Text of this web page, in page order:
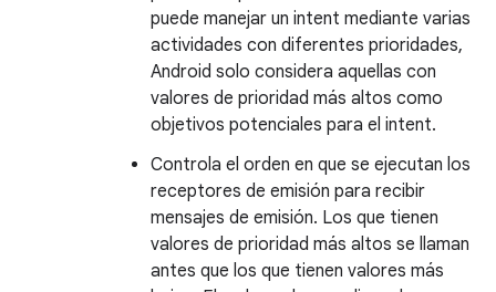
puede manejar un intent mediante varias
actividades con diferentes prioridades,
Android solo considera aquellas con
valores de prioridad más altos como
objetivos potenciales para el intent.
Controla el orden en que se ejecutan los
receptores de emisión para recibir
mensajes de emisión. Los que tienen
valores de prioridad más altos se llaman
antes que los que tienen valores más